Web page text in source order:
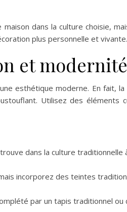
dans la culture choisie,
plus personnelle et vivante.
et modernité
esthétique moderne. En fait, la
Utilisez des éléments
dans la culture traditionnelle
incorporez des teintes
par un tapis traditionnel ou